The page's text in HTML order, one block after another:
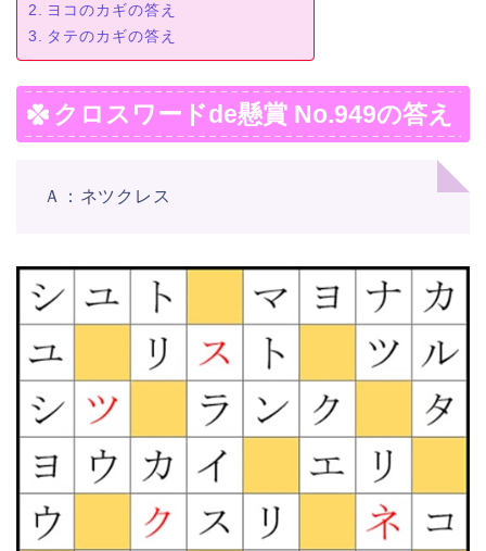
ヨコのカギの答え
タテのカギの答え
クロスワードde懸賞 No.949の答え
Ａ：ネツクレス